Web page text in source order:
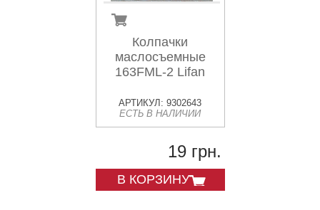
Колпачки
маслосъемные
163FML-2 Lifan
АРТИКУЛ: 9302643
ЕСТЬ В НАЛИЧИИ
19 грн.
В КОРЗИНУ